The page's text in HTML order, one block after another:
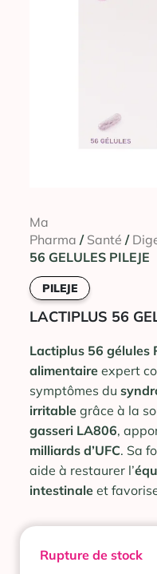
Ma
Pharma / Santé /
56 GELULES PILEJE
PILEJE
LACTIPLUS 56
Lactiplus 56 gélules
alimentaire expert
symptômes du
irritable grâce à la
gasseri LA806,
milliards d’UFC. Sa
aide à restaurer l’
intestinale et
Rupture de stock